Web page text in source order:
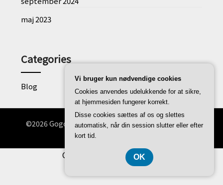
maj 2023
Categories
Blog
©2026 Gogocosta.dk| WordPress Theme bySuperb
WordPress Themes
CVR-Nummer DK37407739
Vi bruger kun nødvendige cookies
Cookies anvendes udelukkende for at sikre,
at hjemmesiden fungerer korrekt.
Disse cookies sættes af os og slettes
automatisk, når din session slutter eller efter
kort tid.
OK